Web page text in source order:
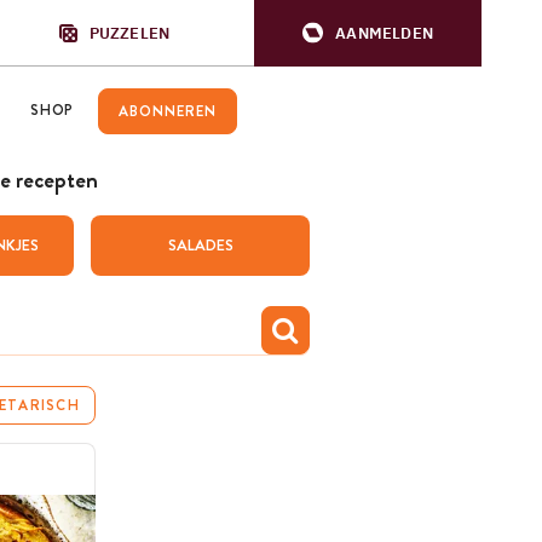
PUZZELEN AANMELDEN
SHOP ABONNEREN
recepten
SALADES